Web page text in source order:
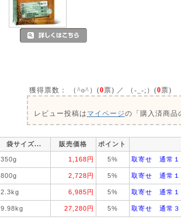
獲得票数： （^o^）(0票) ／ （-_-;）(0票)
レビュー投稿は マイページの「購入済商品
袋サイズ... 販売価格 ポイント
350g 1,168円 5% 取寄せ 通常１
800g 2,728円 5% 取寄せ 通常１
2.3kg 6,985円 5% 取寄せ 通常１
9.98kg 27,280円 5% 取寄せ 通常３